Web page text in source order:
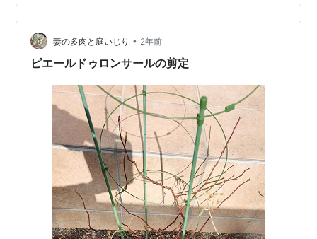
イが入る赤紫系の花 グリーンアイフェチな私にはたまら
ないバラです この花容と花色がまた素敵なんですよね〜
どちらも一季咲きでトゲはそこそこキツいし 耐病性も高
くありませんが心惹…
妻の多肉と庭いじり • 2年前
ピエールドゥロンサールの剪定